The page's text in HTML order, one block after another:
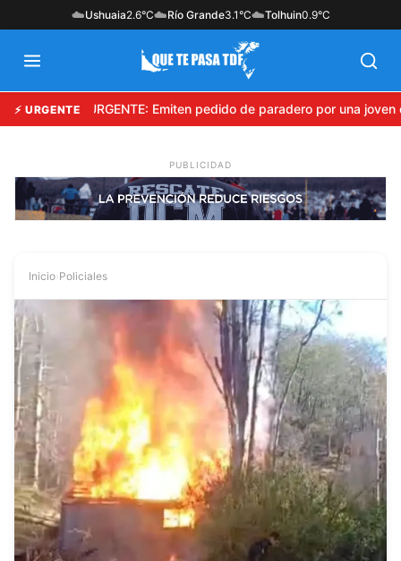
☁️Ushuaia2.6°C☁️Río Grande3.1°C☁️Tolhuin0.9°C
⚡ URGENTE URGENTE: Emiten pedido de paradero por una
Inicio Policiales